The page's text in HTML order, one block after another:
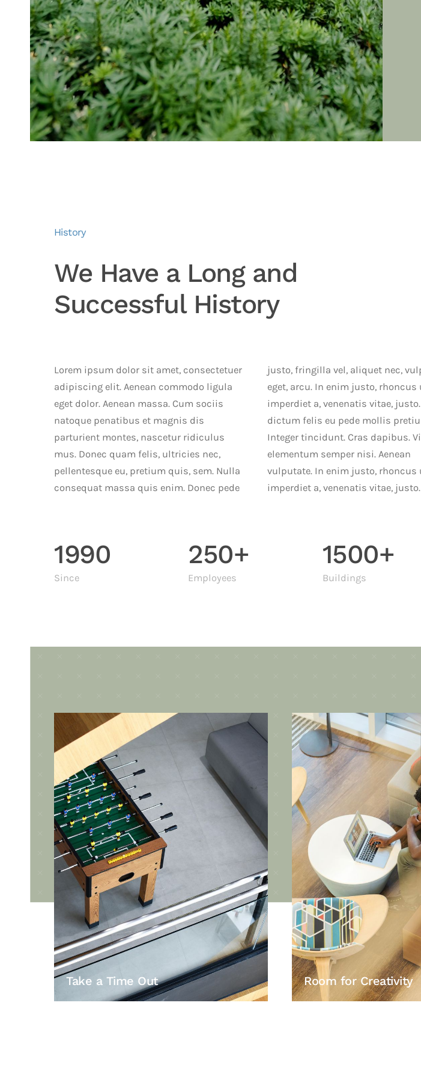
History
We Have a Long and
Successful History
Lorem ipsum dolor sit amet, consectetuer
adipiscing elit. Aenean commodo ligula
eget dolor. Aenean massa. Cum sociis
natoque penatibus et magnis dis
parturient montes, nascetur ridiculus
mus. Donec quam felis, ultricies nec,
pellentesque eu, pretium quis, sem. Nulla
consequat massa quis enim. Donec pede
justo, fringilla vel, aliquet nec, vulputate
eget, arcu. In enim justo, rhoncus ut,
imperdiet a, venenatis vitae, justo. Nullam
dictum felis eu pede mollis pretium.
Integer tincidunt. Cras dapibus. Vivamus
elementum semper nisi. Aenean
vulputate. In enim justo, rhoncus ut,
imperdiet a, venenatis vitae, justo.
1990
Since
250+
Employees
1500+
Buildings
Take a Time Out Room for Creativity